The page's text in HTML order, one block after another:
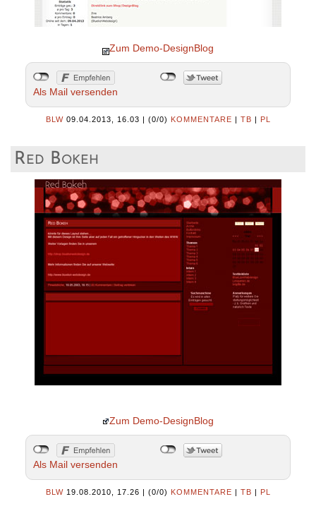
Zum Demo-DesignBlog
Als Mail versenden
BLW 09.04.2013, 16.03 | (0/0) KOMMENTARE | TB | PL
Red Bokeh
Zum Demo-DesignBlog
Als Mail versenden
BLW 19.08.2010, 17.26 | (0/0) KOMMENTARE | TB | PL